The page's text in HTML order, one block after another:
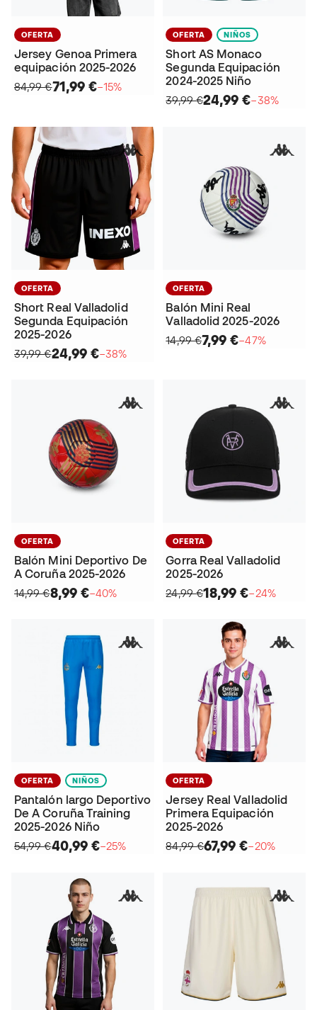
OFERTA
Jersey Genoa Primera
equipación 2025-2026
84,99 €71,99 €−15%
OFERTA NIÑOS
Short AS Monaco
Segunda Equipación
2024-2025 Niño
39,99 €24,99 €−38%
OFERTA
Short Real Valladolid
Segunda Equipación
2025-2026
39,99 €24,99 €−38%
OFERTA
Balón Mini Real
Valladolid 2025-2026
14,99 €7,99 €−47%
OFERTA
Balón Mini Deportivo De
A Coruña 2025-2026
14,99 €8,99 €−40%
OFERTA
Gorra Real Valladolid
2025-2026
24,99 €18,99 €−24%
OFERTA NIÑOS
Pantalón largo Deportivo
De A Coruña Training
2025-2026 Niño
54,99 €40,99 €−25%
OFERTA
Jersey Real Valladolid
Primera Equipación
2025-2026
84,99 €67,99 €−20%